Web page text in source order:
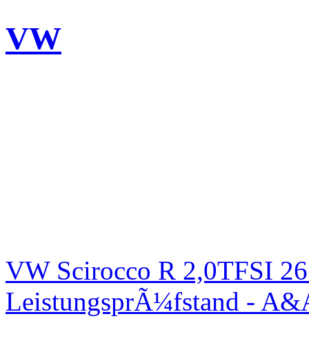
VW
VW Scirocco R 2,0TFSI
LeistungsprÃ¼fstand -